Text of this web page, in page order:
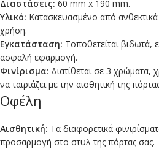
Διαστάσεις: 60 mm x 190 mm.
Υλικό: Κατασκευασμένο από
χρήση.
Εγκατάσταση: Τοποθετείται βιδωτά,
ασφαλή εφαρμογή.
Φινίρισμα: Διατίθεται σε 3 χρώματα,
να ταιριάζει με την αισθητική της
Οφέλη
Αισθητική: Τα διαφορετικά
προσαρμογή στο στυλ της πόρτας σας.